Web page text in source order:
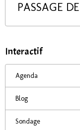
PASSAGE
Interactif
Agenda
Blog
Sondage